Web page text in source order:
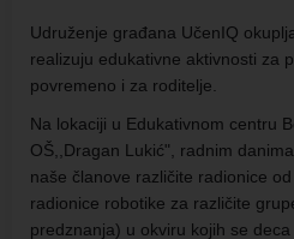
Udruženje građana UčenIQ
realizuju edukativne aktivnosti za
povremeno i za roditelje.
Na lokaciji u Edukativnom centru
OŠ,,Dragan Lukić", radnim
naše članove različite radionice
radionice robotike za različite
predznanja) u okviru kojih se